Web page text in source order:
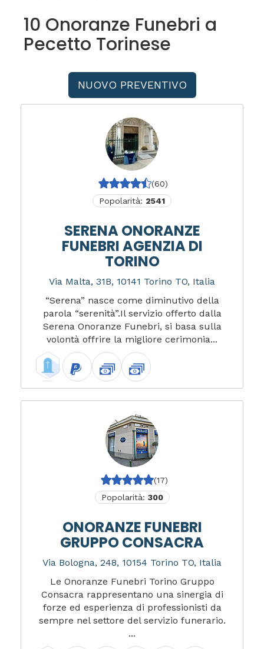
10 Onoranze Funebri a
Pecetto Torinese
NUOVO PREVENTIVO
(60)
Popolarità: 2541
SERENA ONORANZE
FUNEBRI AGENZIA DI
TORINO
Via Malta, 31B, 10141 Torino TO, Italia
“Serena” nasce come diminutivo della
parola “serenità”.Il servizio offerto dalla
Serena Onoranze Funebri, si basa sulla
volontà offrire la migliore cerimonia...
(17)
Popolarità: 300
ONORANZE FUNEBRI
GRUPPO CONSACRA
Via Bologna, 248, 10154 Torino TO, Italia
Le Onoranze Funebri Torino Gruppo
Consacra rappresentano una sinergia di
forze ed esperienza di professionisti da
sempre nel settore del servizio funerario.
...